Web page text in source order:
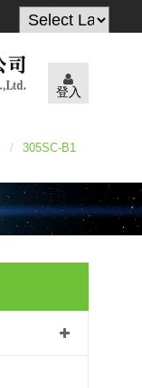
Powered by
登入
/
305SC-B1